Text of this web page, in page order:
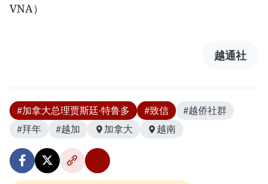
VNA）
越通社
#加拿大总理贾斯廷·特鲁多 #致信
#越侨社群
#拜年
#越加 加拿大 越南